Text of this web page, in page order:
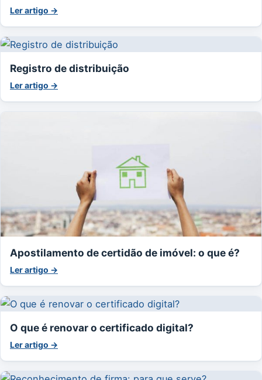
Ler artigo →
Registro de distribuição
Ler artigo →
Apostilamento de certidão de imóvel: o que é?
Ler artigo →
O que é renovar o certificado digital?
Ler artigo →